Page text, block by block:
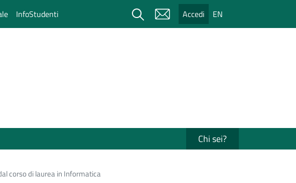
InfoStudenti Cerca Accedi EN
Chi sei?
corso di laurea in Informatica